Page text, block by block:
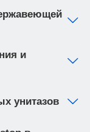
и
унитазов